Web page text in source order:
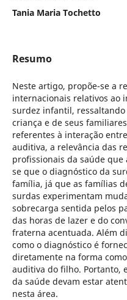
Tania Maria Tochetto
Resumo
Neste artigo, propõe-se a
internacionais relativos ao
surdez infantil,
criança e de seus
referentes à interação
auditiva, a relevância das
profissionais da saúde que
se que o diagnóstico da
família, já que as famílias
surdas experimentam
sobrecarga sentida pelos
das horas de lazer e do
fraterna acentuada. Além
como o diagnóstico é
diretamente na forma
auditiva do filho. Portanto,
da saúde devam estar
nesta área.